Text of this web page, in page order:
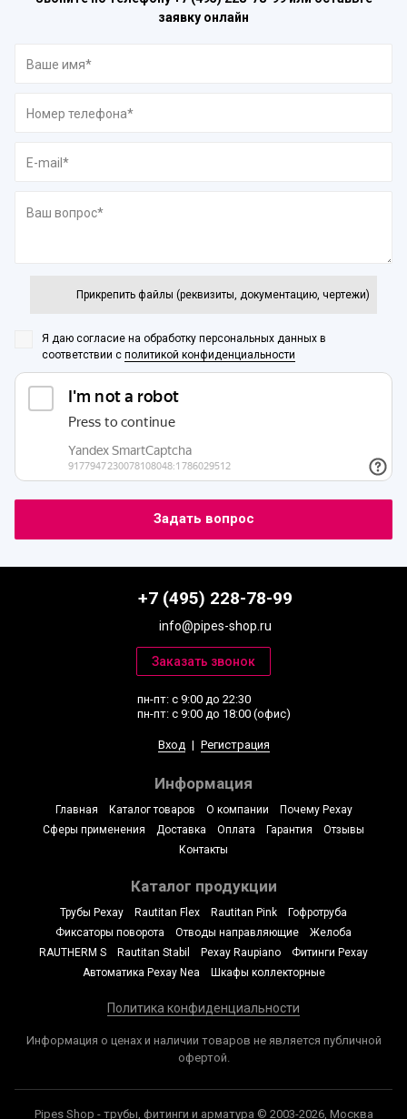
заявку онлайн
Прикрепить файлы (реквизиты, документацию, чертежи)
Я даю согласие на обработку персональных данных в
соответствии с политикой конфиденциальности
+7 (495) 228-78-99
info@pipes-shop.ru
пн-пт: с 9:00 до 22:30
пн-пт: с 9:00 до 18:00 (офис)
Вход | Регистрация
Информация
Главная Каталог товаров О компании
Почему Рехау
Сферы применения
Доставка Оплата Гарантия
Отзывы
Контакты
Каталог продукции
Трубы Рехау Rautitan Flex Rautitan Pink
Гофротруба
Фиксаторы поворота
Отводы направляющие
Желоба
RAUTHERM S
Rautitan Stabil Рехау Raupiano
Фитинги Рехау
Автоматика Рехау Nea
Шкафы коллекторные
Политика конфиденциальности
Информация о ценах и наличии товаров не является публичной
офертой.
Pipes Shop - трубы, фитинги и арматура © 2003-2026, Москва